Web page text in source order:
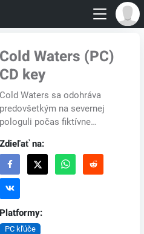
Cold Waters (PC)
CD key
Cold Waters sa odohráva
predovšetkým na severnej
pologuli počas fiktívne
prebiehajúcej studenej vojny.
USA zachytili Sovietsku...
Zdieľať na:
Platformy:
PC kľúče